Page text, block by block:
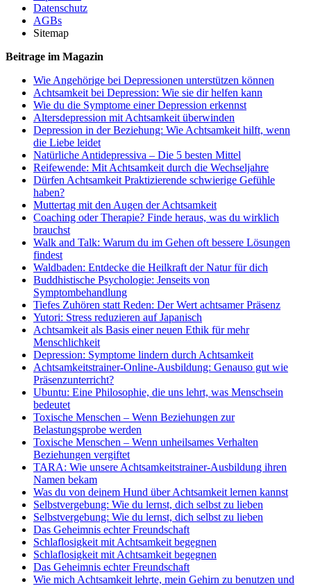
Datenschutz
AGBs
Sitemap
Beitrage im Magazin
Wie Angehörige bei Depressionen unterstützen können
Achtsamkeit bei Depression: Wie sie dir helfen kann
Wie du die Symptome einer Depression erkennst
Altersdepression mit Achtsamkeit überwinden
Depression in der Beziehung: Wie Achtsamkeit hilft, wenn
die Liebe leidet
Natürliche Antidepressiva – Die 5 besten Mittel
Reifewende: Mit Achtsamkeit durch die Wechseljahre
Dürfen Achtsamkeit Praktizierende schwierige Gefühle
haben?
Muttertag mit den Augen der Achtsamkeit
Coaching oder Therapie? Finde heraus, was du wirklich
brauchst
Walk and Talk: Warum du im Gehen oft bessere Lösungen
findest
Waldbaden: Entdecke die Heilkraft der Natur für dich
Buddhistische Psychologie: Jenseits von
Symptombehandlung
Tiefes Zuhören statt Reden: Der Wert achtsamer Präsenz
Yutori: Stress reduzieren auf Japanisch
Achtsamkeit als Basis einer neuen Ethik für mehr
Menschlichkeit
Depression: Symptome lindern durch Achtsamkeit
Achtsamkeitstrainer-Online-Ausbildung: Genauso gut wie
Präsenzunterricht?
Ubuntu: Eine Philosophie, die uns lehrt, was Menschsein
bedeutet
Toxische Menschen – Wenn Beziehungen zur
Belastungsprobe werden
Toxische Menschen – Wenn unheilsames Verhalten
Beziehungen vergiftet
TARA: Wie unsere Achtsamkeitstrainer-Ausbildung ihren
Namen bekam
Was du von deinem Hund über Achtsamkeit lernen kannst
Selbstvergebung: Wie du lernst, dich selbst zu lieben
Selbstvergebung: Wie du lernst, dich selbst zu lieben
Das Geheimnis echter Freundschaft
Schlaflosigkeit mit Achtsamkeit begegnen
Schlaflosigkeit mit Achtsamkeit begegnen
Das Geheimnis echter Freundschaft
Wie mich Achtsamkeit lehrte, mein Gehirn zu benutzen und